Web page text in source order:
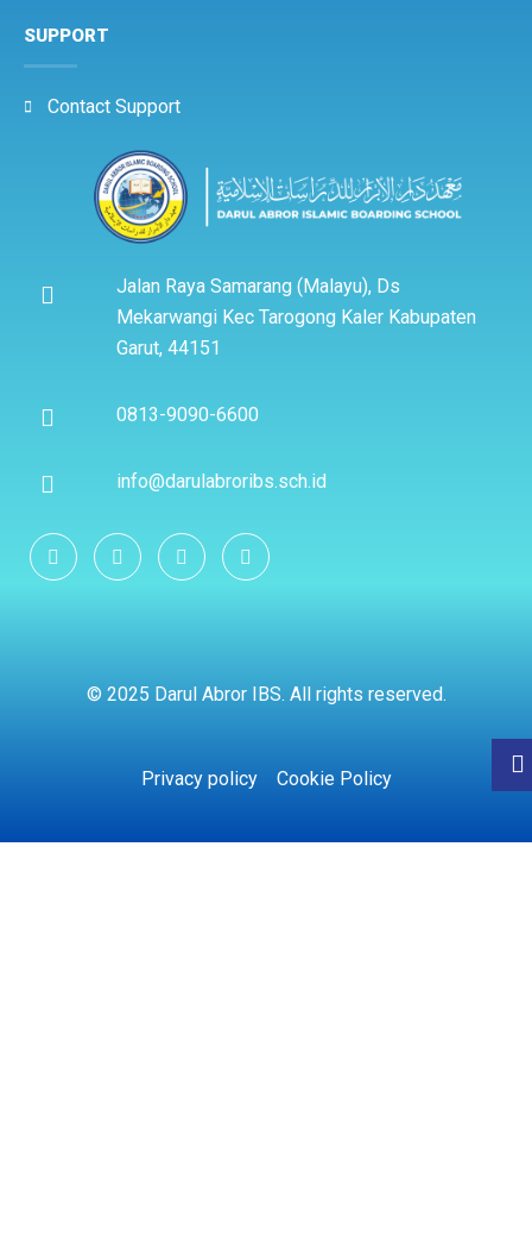
SUPPORT
Contact Support
Jalan Raya Samarang (Malayu), Ds
Mekarwangi Kec Tarogong Kaler Kabupaten
Garut, 44151
0813-9090-6600
info@darulabroribs.sch.id
© 2025 Darul Abror IBS. All rights reserved.
Privacy policy Cookie Policy